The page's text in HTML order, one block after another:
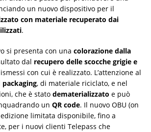
un nuovo dispositivo per il
con materiale recuperato dai
.
si presenta con una colorazione dalla
dal recupero delle scocche grigie e
con cui è realizzato. L’attenzione al
packaging, di materiale riciclato, e nel
che è stato dematerializzato e può
un QR code. Il nuovo OBU (on
limitata disponibile, fino a
per i nuovi clienti Telepass che